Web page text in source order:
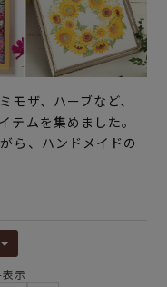
モザ、ハーブなど、
テムを集めました。
ら、ハンドメイドの
示